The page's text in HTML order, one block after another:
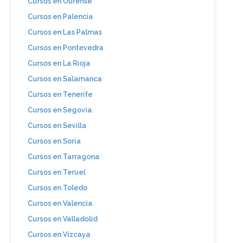
Cursos en Palencia
Cursos en Las Palmas
Cursos en Pontevedra
Cursos en La Rioja
Cursos en Salamanca
Cursos en Tenerife
Cursos en Segovia
Cursos en Sevilla
Cursos en Soria
Cursos en Tarragona
Cursos en Teruel
Cursos en Toledo
Cursos en Valencia
Cursos en Valladolid
Cursos en Vizcaya